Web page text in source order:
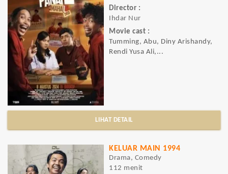
Director :
Ihdar Nur
Movie cast :
Tumming, Abu, Diny Arishandy,
Rendi Yusa Ali,...
LIHAT DETAIL
KELUAR MAIN 1994
Drama, Comedy
112 menit